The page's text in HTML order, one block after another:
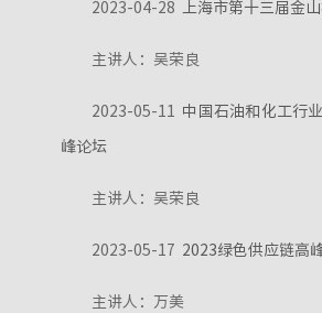
2023-04-28 上海市第十三届金
主讲人：吴荣良
2023-05-11 中国石油和化工行
峰论坛
主讲人：吴荣良
2023-05-17 2023绿色供应链高
主讲人：万美